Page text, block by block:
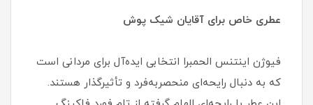
عطری خاص برای آقایان شیک پوش
فیوژن اینتنس الحمبرا انتخابی ایده‌آل برای مردانی است
که به دنبال رایحه‌ای منحصر‌به‌فرد و تأثیرگذار هستند.